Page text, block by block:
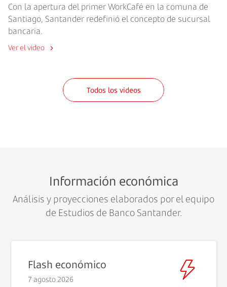
Con la apertura del primer WorkCafé en la comuna de
Santiago, Santander redefinió el concepto de sucursal
bancaria.
Ver el video
Todos los videos
Información económica
Análisis y proyecciones elaborados por el equipo
de Estudios de Banco Santander.
Flash económico
7 agosto 2026